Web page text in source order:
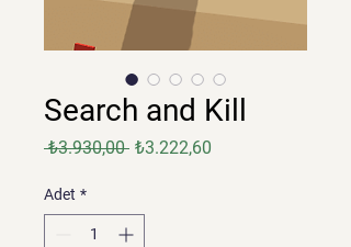
Search and Kill
₺3.930,00 Normal
₺3.222,60
Adet *